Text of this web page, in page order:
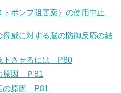
トポンプ阻害薬）の使用中止
威に対する脳の防御反応の結
下させるには P80
原因 Ｐ81
の原因 P81